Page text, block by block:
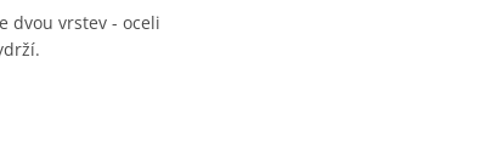
dvou vrstev - oceli